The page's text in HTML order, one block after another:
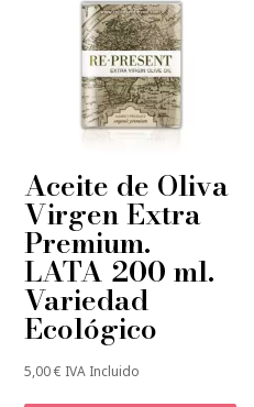
Aceite de Oliva
Virgen Extra
Premium.
LATA 200 ml.
Variedad
Ecológico
5,00€ IVA Incluido